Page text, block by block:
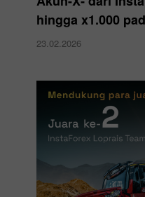
hingga x1.000
23.02.2026